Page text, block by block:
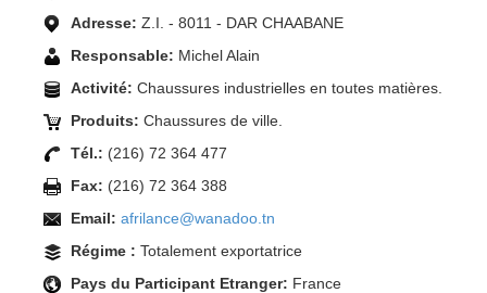
Adresse: Z.I. - 8011 - DAR CHAABANE
Responsable: Michel Alain
Activité: Chaussures industrielles en toutes matières.
Produits: Chaussures de ville.
Tél.: (216) 72 364 477
Fax: (216) 72 364 388
Email: afrilance@wanadoo.tn
Régime : Totalement exportatrice
Pays du Participant Etranger: France